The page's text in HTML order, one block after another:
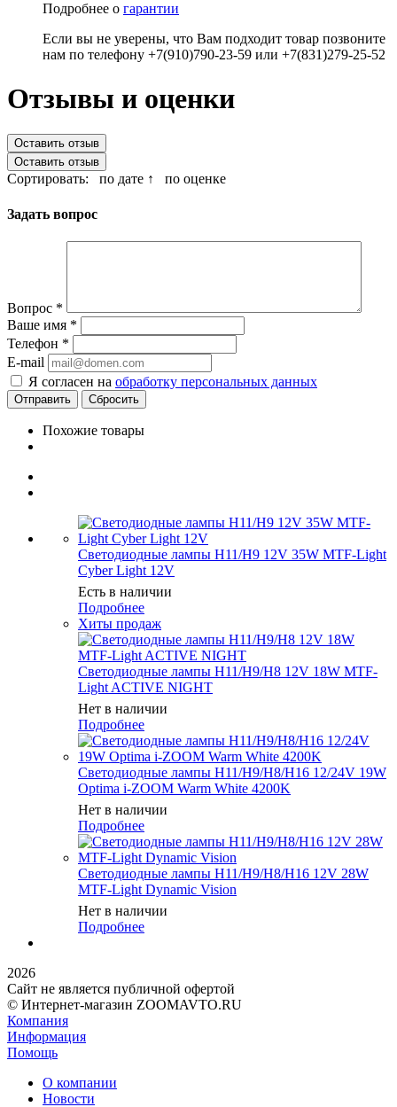
Подробнее о гарантии
Если вы не уверены, что Вам подходит товар позвоните
нам по телефону +7(910)790-23-59 или +7(831)279-25-52
Отзывы и оценки
Оставить отзыв
Оставить отзыв
Сортировать: по дате ↑ по оценке
Задать вопрос
Вопрос *
Ваше имя *
Телефон *
E-mail
Я согласен на обработку персональных данных
Сбросить
Похожие товары
Светодиодные лампы H11/H9 12V 35W MTF-Light
Cyber Light 12V
Есть в наличии
Подробнее
Хиты продаж
Светодиодные лампы H11/H9/H8 12V 18W MTF-
Light ACTIVE NIGHT
Нет в наличии
Подробнее
Светодиодные лампы H11/H9/H8/H16 12/24V 19W
Optima i-ZOOM Warm White 4200K
Нет в наличии
Подробнее
Светодиодные лампы H11/H9/H8/H16 12V 28W
MTF-Light Dynamic Vision
Нет в наличии
Подробнее
2026
Сайт не является публичной офертой
© Интернет-магазин ZOOMAVTO.RU
Компания
Информация
Помощь
О компании
Новости